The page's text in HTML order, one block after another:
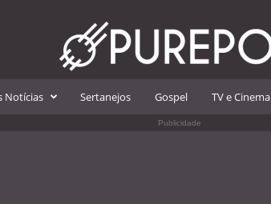
Notícias Sertanejos Gospel TV e Cinema
Publicidade